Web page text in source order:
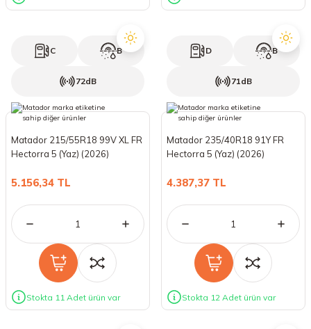
C B
72dB
Matador 215/55R18 99V XL FR
Hectorra 5 (Yaz) (2026)
5.156,34 TL
Stokta 11 Adet ürün var
D B
71dB
Matador 235/40R18 91Y FR
Hectorra 5 (Yaz) (2026)
4.387,37 TL
Stokta 12 Adet ürün var